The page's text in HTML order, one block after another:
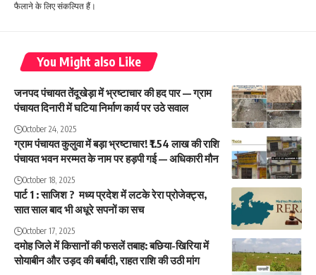
फैलाने के लिए संकल्पित हैं।
You Might also Like
जनपद पंचायत तेंदूखेड़ा में भ्रष्टाचार की हद पार — ग्राम
पंचायत दिनारी में घटिया निर्माण कार्य पर उठे सवाल
October 24, 2025
ग्राम पंचायत कुलुवा में बड़ा भ्रष्टाचार! ₹1.54 लाख की राशि
पंचायत भवन मरम्मत के नाम पर हड़पी गई — अधिकारी मौन
October 18, 2025
पार्ट 1 : साजिश ? मध्य प्रदेश में लटके रेरा प्रोजेक्ट्स,
सात साल बाद भी अधूरे सपनों का सच
October 17, 2025
दमोह जिले में किसानों की फसलें तबाह: बछिया-खिरिया में
सोयाबीन और उड़द की बर्बादी, राहत राशि की उठी मांग